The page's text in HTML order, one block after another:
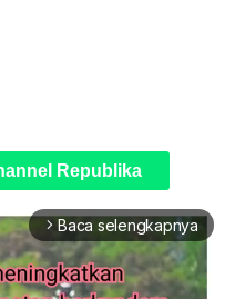
Republika
arrow_forward_ios Baca selengkapnya